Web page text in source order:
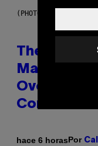
(PHOTO BY JOHNNY
The 90s
Made T.I.
Over 20
Conceded’
hace 6 horasPor